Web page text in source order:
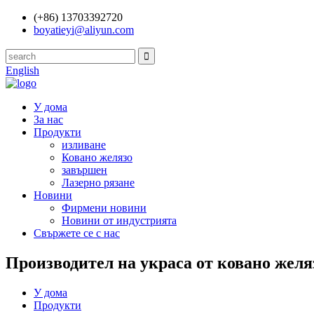
(+86) 13703392720
boyatieyi@aliyun.com
English
У дома
За нас
Продукти
изливане
Ковано желязо
завършен
Лазерно рязане
Новини
Фирмени новини
Новини от индустрията
Свържете се с нас
Производител на украса от ковано
У дома
Продукти